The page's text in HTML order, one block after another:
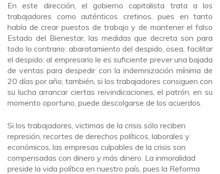
En este dirección, el gobierno capitalista trata a los
trabajadores como auténticos cretinos, pues en tanto
habla de crear puestos de trabajo y de mantener el falso
Estado del Bienestar, las medidas que decreta son para
todo lo contrario: abaratamiento del despido, osea, facilitar
el despido: al empresario le es suficiente prever una bajada
de ventas para despedir con la indemnización mínima de
20 días por año; también, si los trabajadores consiguen con
su lucha arrancar ciertas reivindicaciones, el patrón, en su
momento oportuno, puede descolgarse de los acuerdos.
Si los trabajadores, victimas de la crisis sólo reciben
represión, recortes de derechos políticos, laborales y
económicos, las empresas culpables de la crisis son
compensadas con dinero y más dinero. La inmoralidad
preside la vida política en nuestro país, pues la Reforma